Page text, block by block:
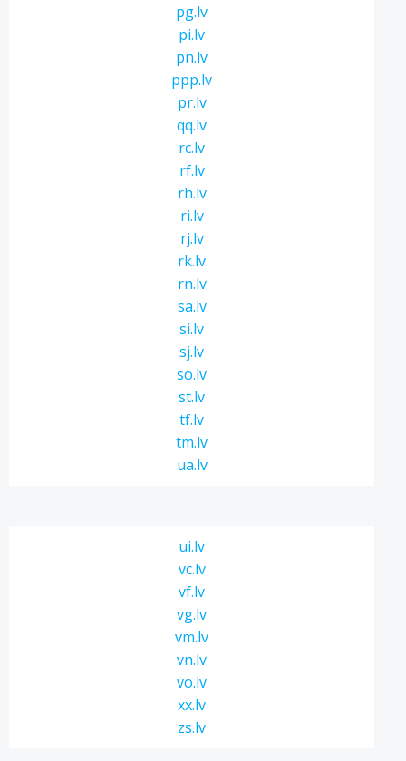
pg.lv
pi.lv
pn.lv
ppp.lv
pr.lv
qq.lv
rc.lv
rf.lv
rh.lv
ri.lv
rj.lv
rk.lv
rn.lv
sa.lv
si.lv
sj.lv
so.lv
st.lv
tf.lv
tm.lv
ua.lv
ui.lv
vc.lv
vf.lv
vg.lv
vm.lv
vn.lv
vo.lv
xx.lv
zs.lv